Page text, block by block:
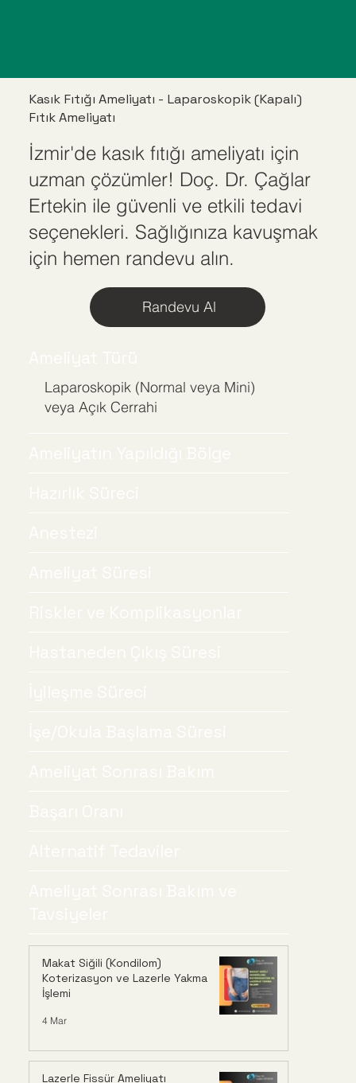
Kasık Fıtığı Ameliyatı - Laparoskopik (Kapalı)
Fıtık Ameliyatı
İzmir'de kasık fıtığı ameliyatı için
uzman çözümler! Doç. Dr. Çağlar
Ertekin ile güvenli ve etkili tedavi
seçenekleri. Sağlığınıza kavuşmak
için hemen randevu alın.
Randevu Al
Laparoskopik (Normal veya Mini)
veya Açık Cerrahi
Makat Siğili (Kondilom)
Koterizasyon ve Lazerle Yakma
İşlemi
4 Mar
Lazerle Fissür Ameliyatı